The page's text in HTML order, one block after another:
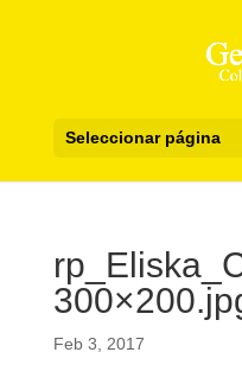
Seleccionar página
Feb 3, 2017